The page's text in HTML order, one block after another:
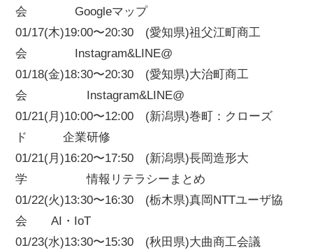
会 Googleマップ
01/17(木)19:00〜20:30 (愛知県)祖父江町商工
会 Instagram&LINE@
01/18(金)18:30〜20:30 (愛知県)大治町商工
会 Instagram&LINE@
01/21(月)10:00〜12:00 (新潟県)巻町：クローズ
ド 企業研修
01/21(月)16:20〜17:50 (新潟県)長岡造形大
学 情報リテラシーまとめ
01/22(火)13:30〜16:30 (栃木県)真岡NTTユーザ協
会 AI・IoT
01/23(水)13:30〜15:30 (秋田県)大曲商工会議